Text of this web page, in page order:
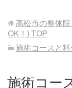
高松市の整体
OK！) TOP
施術コースと料
施術コー